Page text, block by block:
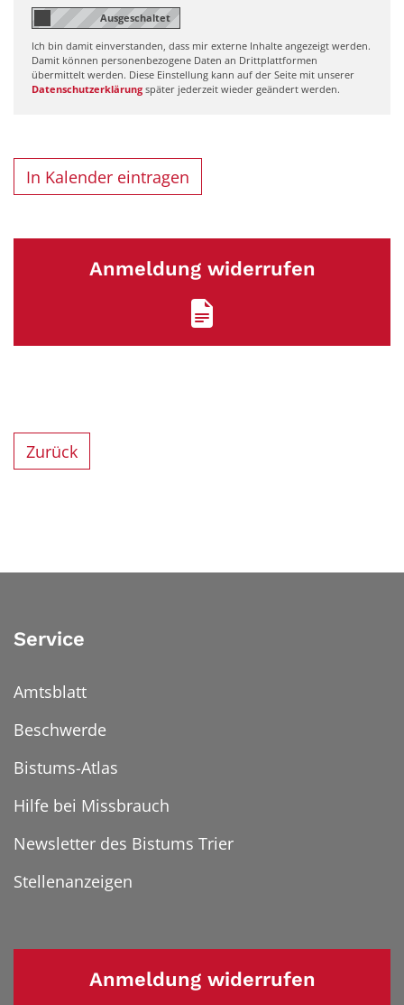
Ich bin damit einverstanden, dass mir externe Inhalte angezeigt werden.
Damit können personenbezogene Daten an Drittplattformen
übermittelt werden. Diese Einstellung kann auf der Seite mit unserer
Datenschutzerklärung später jederzeit wieder geändert werden.
In Kalender eintragen
Anmeldung widerrufen
Zurück
Service
Amtsblatt
Beschwerde
Bistums-Atlas
Hilfe bei Missbrauch
Newsletter des Bistums Trier
Stellenanzeigen
Anmeldung widerrufen